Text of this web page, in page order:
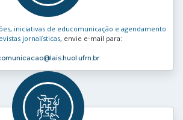
iniciativas de educomunicação e agendamento
jornalísticas, envie e‑mail para:
@lais.huol.ufrn.br